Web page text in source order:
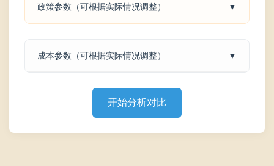
政策参数（可根据实际情况调整） ▼
成本参数（可根据实际情况调整） ▼
开始分析对比